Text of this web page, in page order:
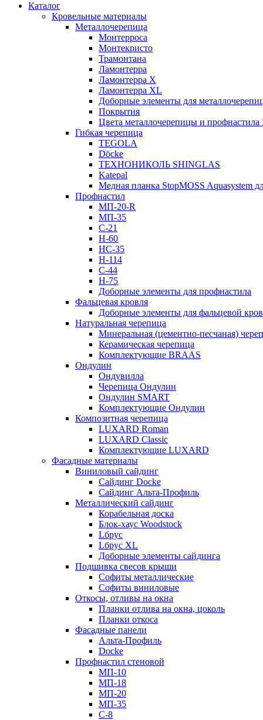
Каталог
Кровельные материалы
Металлочерепица
Монтерроса
Монтекристо
Трамонтана
Ламонтерра
Ламонтерра X
Ламонтерра XL
Доборные элементы для
Покрытия
Цвета металлочерепицы и
Гибкая черепица
TEGOLA
Döcke
ТЕХНОНИКОЛЬ SHINGLAS
Katepal
Медная планка StopMOSS Aquasystem
Профнастил
МП-20-R
МП-35
С-21
Н-60
НС-35
Н-114
С-44
Н-75
Доборные элементы для профнастила
Фальцевая кровля
Доборные элементы для фальцевой
Натуральная черепица
Минеральная (цементно-песчаная)
Керамическая черепица
Комплектующие BRAAS
Ондулин
Ондувилла
Черепица Ондулин
Ондулин SMART
Комплектующие Ондулин
Композитная черепица
LUXARD Roman
LUXARD Classic
Комплектующие LUXARD
Фасадные материалы
Виниловый сайдинг
Сайдинг Docke
Сайдинг Альта-Профиль
Металлический сайдинг
Корабельная доска
Блок-хаус Woodstock
Lбрус
Lбрус XL
Доборные элементы сайдинга
Подшивка свесов крыши
Софиты металлические
Софиты виниловые
Откосы, отливы на окна
Планки отлива на окна, цоколь
Планки откоса
Фасадные панели
Альта-Профиль
Docke
Профнастил стеновой
МП-10
МП-18
МП-20
МП-35
С-8